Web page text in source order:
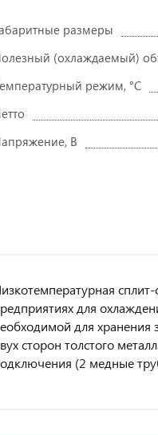
размеры
(охлаждаемый)
режим, °C
В
для
для хранения
сторон толстого
(2 медные